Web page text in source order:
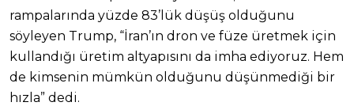
rampalarında yüzde 83’lük düşüş olduğunu
söyleyen Trump, “İran’ın dron ve füze üretmek için
kullandığı üretim altyapısını da imha ediyoruz. Hem
de kimsenin mümkün olduğunu düşünmediği bir
hızla” dedi.